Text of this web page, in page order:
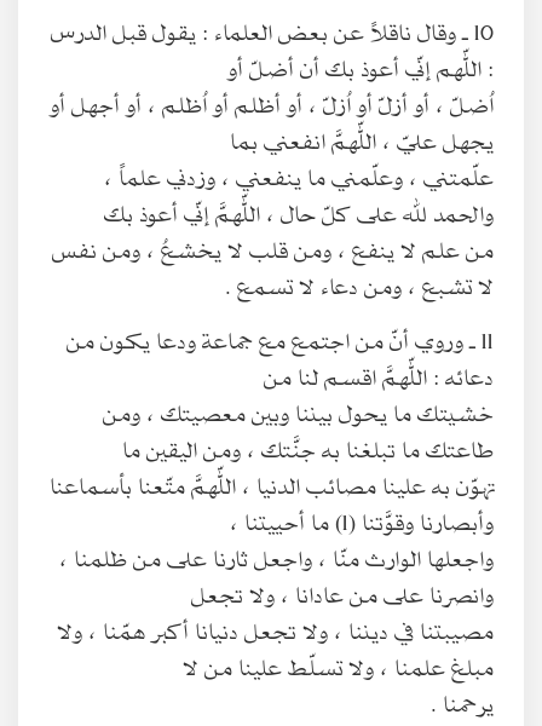
10 ـ وقال ناقلاً عن بعض العلماء : يقول قبل الدرس
: اللّهم إنّي أعوذ بك أن أضلّ أو
اُضلّ ، أو أزلّ أو اُزلّ ، أو أظلم أو اُظلم ، أو أجهل أو
يجهل عليّ ، اللّهمَّ انفعني بما
علّمتني ، وعلّمني ما ينفعني ، وزدني علماً ،
والحمد لله على كلّ حال ، اللّهمَّ إنّي أعوذ بك
من علم لا ينفع ، ومن قلب لا يخشعُ ، ومن نفس
لا تشبع ، ومن دعاء لا تسمع .
11 ـ وروي أنّ من اجتمع مع جماعة ودعا يكون من
دعائه : اللّهمَّ اقسم لنا من
خشيتك ما يحول بيننا وبين معصيتك ، ومن
طاعتك ما تبلغنا به جنَّتك ، ومن اليقين ما
تهوّن به علينا مصائب الدنيا ، اللّهمَّ متّعنا بأسماعنا
وأبصارنا وقوَّتنا (1) ما أحييتنا ،
واجعلها الوارث منّا ، واجعل ثارنا على من ظلمنا ،
وانصرنا على من عادانا ، ولا تجعل
مصيبتنا في ديننا ، ولا تجعل دنيانا أكبر همّنا ، ولا
مبلغ علمنا ، ولا تسلّط علينا من لا
يرحمنا .